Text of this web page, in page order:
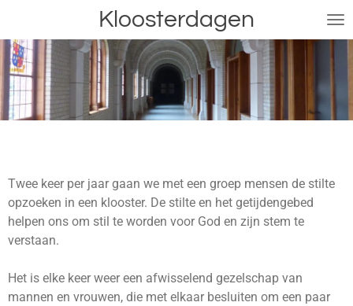
naar
de
hoofdinhoud
Kloosterdagen
Twee keer per jaar gaan we met een groep mensen de stilte
opzoeken in een klooster. De stilte en het getijdengebed
helpen ons om stil te worden voor God en zijn stem te
verstaan.
Het is elke keer weer een afwisselend gezelschap van
mannen en vrouwen, die met elkaar besluiten om een paar